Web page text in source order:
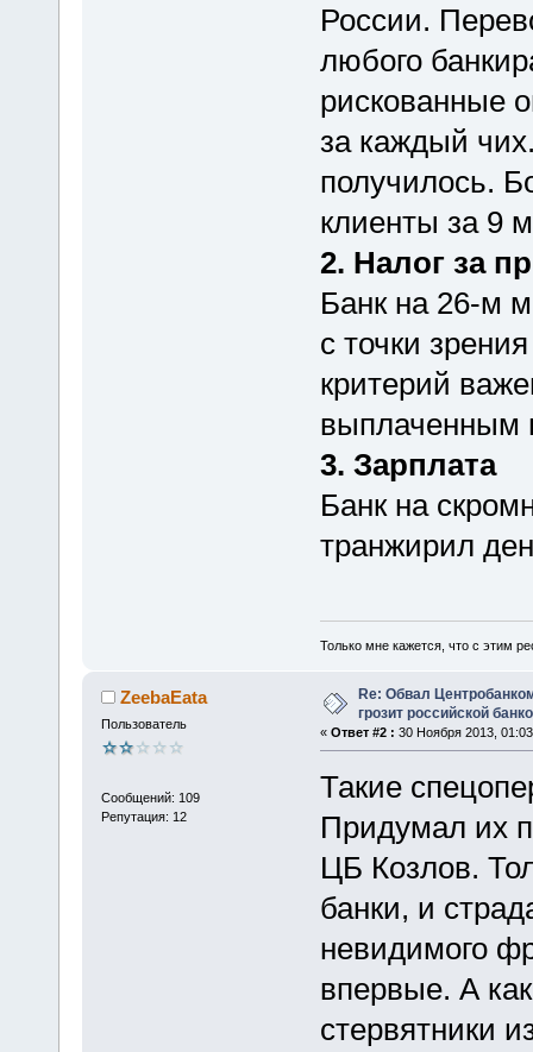
России.
любого
рискованные
за каждый
получилось.
клиенты за 9
2. Налог за
Банк на 26-м
с точки
критерий
выплаченным
3. Зарплата
Банк на
транжирил
Только мне кажется, что с этим
ZeebaEata
Пользователь
Сообщений: 109
Репутация: 12
Re: Обвал
грозит российской
« Ответ #2 : 30 Ноября 2013,
Такие
Придумал их
ЦБ Козлов.
банки, и
невидимого
впервые. А
стервятники